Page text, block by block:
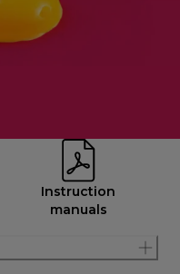
Instruction
manuals